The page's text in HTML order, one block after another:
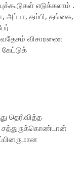
எடுக்கலாம் .
அப்பா, தம்பி, தங்கை,
விசாரணை
தெரிவித்த
சத்துருக்கொண்டான்